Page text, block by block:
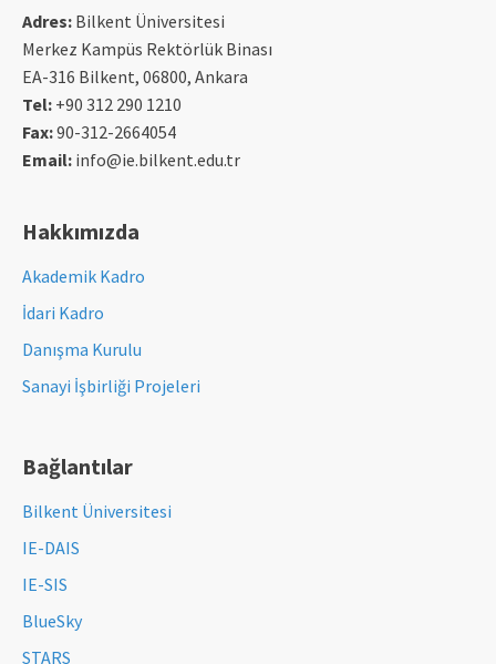
Adres: Bilkent Üniversitesi
Merkez Kampüs Rektörlük Binası
EA-316 Bilkent, 06800, Ankara
Tel: +90 312 290 1210
Fax:90-312-2664054
Email: info@ie.bilkent.edu.tr
Hakkımızda
Akademik Kadro
İdari Kadro
Danışma Kurulu
Sanayi İşbirliği Projeleri
Bağlantılar
Bilkent Üniversitesi
IE-DAIS
IE-SIS
BlueSky
STARS